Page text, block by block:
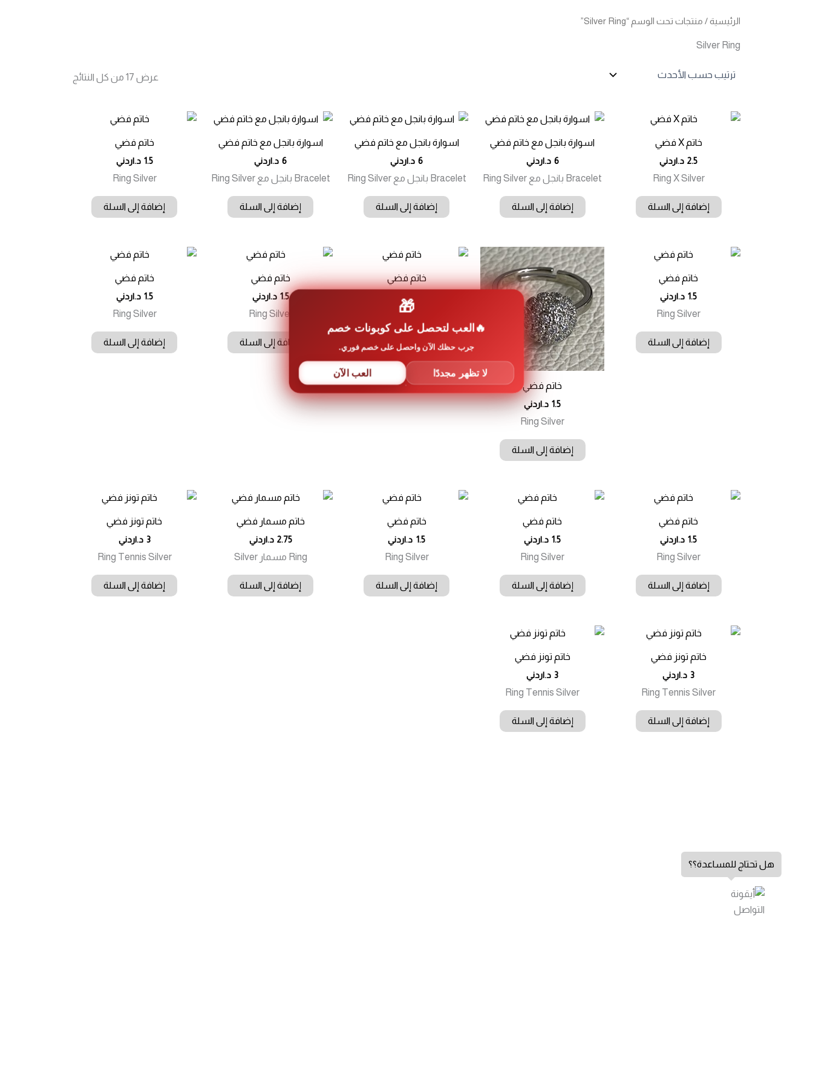
الرئيسية/ منتجات تحت الوسم “Silver Ring”
Silver Ring
عرض ⁦17⁩ من كل النتائج
خاتم X فضي
2.5 د.اردني
Ring X Silver
إضافة إلى السلة
اسوارة بانجل مع خاتم فضي
6 د.اردني
Bracelet بانجل مع Ring Silver
إضافة إلى السلة
اسوارة بانجل مع خاتم فضي
6 د.اردني
Bracelet بانجل مع Ring Silver
إضافة إلى السلة
اسوارة بانجل مع خاتم فضي
6 د.اردني
Bracelet بانجل مع Ring Silver
إضافة إلى السلة
خاتم فضي
1.5 د.اردني
Ring Silver
إضافة إلى السلة
خاتم فضي
1.5 د.اردني
Ring Silver
إضافة إلى السلة
خاتم فضي
1.5 د.اردني
Ring Silver
إضافة إلى السلة
خاتم فضي
د.اردني
Ring Silver
إضافة إلى السلة
خاتم فضي
1.5 د.اردني
Ring Silver
إضافة إلى السلة
خاتم فضي
1.5 د.اردني
Ring Silver
إضافة إلى السلة
خاتم فضي
1.5 د.اردني
Ring Silver
إضافة إلى السلة
خاتم فضي
1.5 د.اردني
Ring Silver
إضافة إلى السلة
خاتم فضي
1.5 د.اردني
Ring Silver
إضافة إلى السلة
خاتم مسمار فضي
2.75 د.اردني
Ring مسمار Silver
إضافة إلى السلة
خاتم تونز فضي
3 د.اردني
Ring Tennis Silver
إضافة إلى السلة
خاتم تونز فضي
3 د.اردني
Ring Tennis Silver
إضافة إلى السلة
خاتم تونز فضي
3 د.اردني
Ring Tennis Silver
إضافة إلى السلة
هل تحتاج للمساعدة؟؟
🎁
العب لتحصل على كوبونات خصم
جرب حظك الآن واحصل على خصم فوري.
لا تظهر مجددًا العب الآن